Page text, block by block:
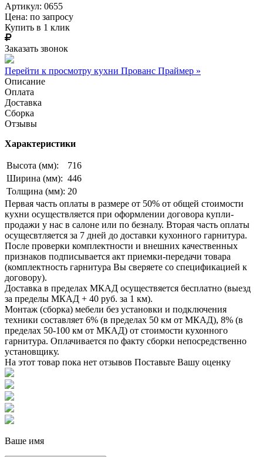
Артикул: 0655
Цена: по запросу
Купить в 1 клик
Заказать звонок
Перейти к просмотру кухни Прованс Праймер »
Описание
Оплата
Доставка
Сборка
Отзывы
Характеристики
Высота (мм):
716
Ширина (мм): 446
Толщина (мм): 20
Первая часть оплаты в размере от 50% от общей стоимости
кухни осуществляется при оформлении договора купли-
продажи у нас в салоне или по безналу. Вторая часть оплаты
осущесвтляется за 7 дней до доставки кухонного гарнитура.
После проверки комплектности и внешних качественных
признаков подписывается акт приемки-передачи товара
(комплектность гарнитура Вы сверяете со спецификацией к
договору).
Доставка в пределах МКАД осуществяется бесплатно (выезд
за пределы МКАД + 40 руб. за 1 км).
Монтаж (сборка) мебели без установки и подключения
техники составляет 6% (в пределах 50 км от МКАД), 8% (в
пределах 50-100 км от МКАД) от стоимости кухонного
гарнитура. Оплачивается по факту сборки непосредственно
установщику.
На этот товар пока нет отзывов Поставьте Вашу оценку
Ваше имя